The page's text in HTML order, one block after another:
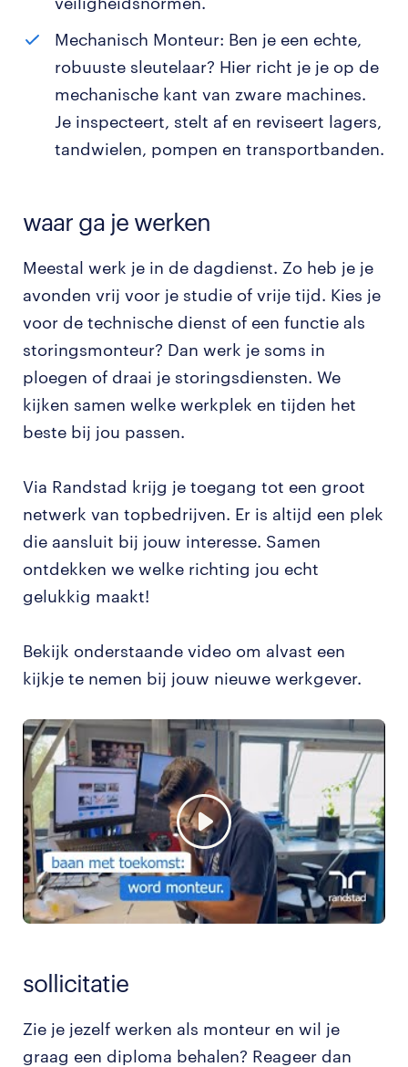
Mechanisch Monteur: Ben je een echte,
robuuste sleutelaar? Hier richt je je op de
mechanische kant van zware machines.
Je inspecteert, stelt af en reviseert lagers,
tandwielen, pompen en transportbanden.
waar ga je werken
Meestal werk je in de dagdienst. Zo heb je je
avonden vrij voor je studie of vrije tijd. Kies je
voor de technische dienst of een functie als
storingsmonteur? Dan werk je soms in
ploegen of draai je storingsdiensten. We
kijken samen welke werkplek en tijden het
beste bij jou passen.
Via Randstad krijg je toegang tot een groot
netwerk van topbedrijven. Er is altijd een plek
die aansluit bij jouw interesse. Samen
ontdekken we welke richting jou echt
gelukkig maakt!
Bekijk onderstaande video om alvast een
kijkje te nemen bij jouw nieuwe werkgever.
sollicitatie
Zie je jezelf werken als monteur en wil je
graag een diploma behalen? Reageer dan